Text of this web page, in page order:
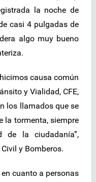
la noche de
casi 4 pulgadas de
algo muy bueno
causa común
y Vialidad, CFE,
los llamados que se
la tormenta, siempre
de la ciudadanía”,
y Bomberos.
cuanto a personas